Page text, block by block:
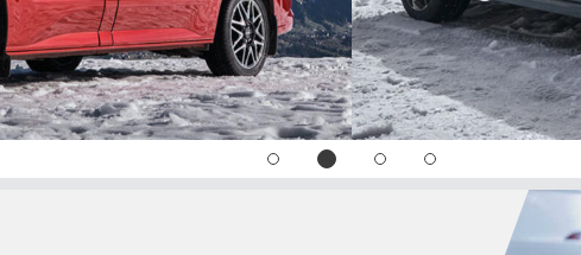
THALIA
TRAFIC
TWINGO
VEL SATIS